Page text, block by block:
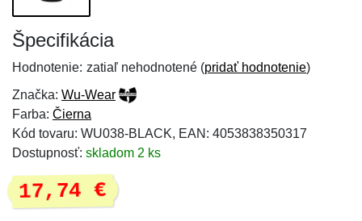
Špecifikácia
Hodnotenie: zatiaľ nehodnotené (pridať hodnotenie)
Značka: Wu-Wear
Farba: Čierna
Kód tovaru: WU038-BLACK, EAN: 4053838350317
Dostupnosť: skladom 2 ks
17,74 €